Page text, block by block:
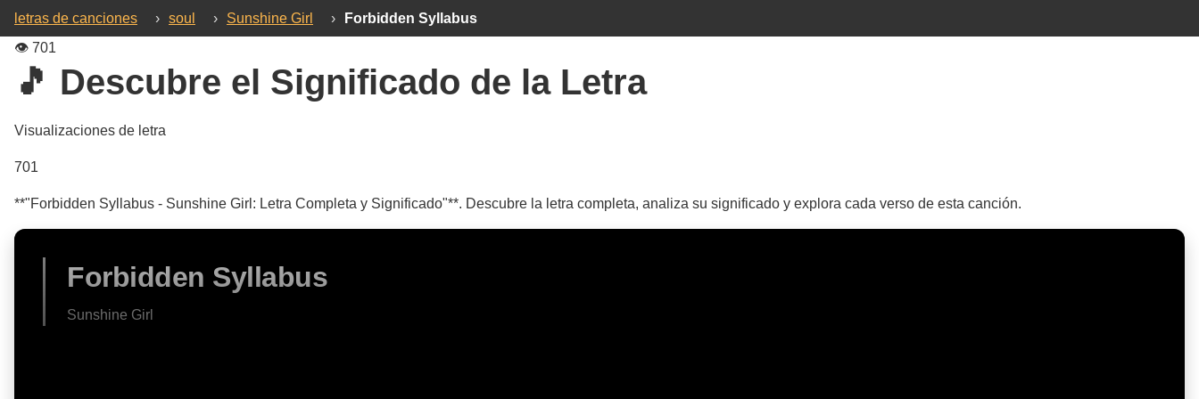
letras de canciones › soul › Sunshine Girl ›
Forbidden Syllabus
👁️ 701
🎵 Descubre el Significado de la Letra
Visualizaciones de letra
701
**"Forbidden Syllabus - Sunshine Girl: Letra Completa y Significado"**. Descubre la letra completa, analiza su significado y explora cada verso de esta canción.
Forbidden Syllabus
Sunshine Girl